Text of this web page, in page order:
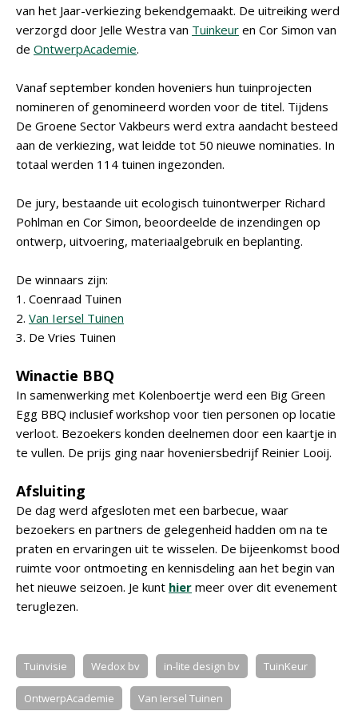
van het Jaar-verkiezing bekendgemaakt. De uitreiking werd
verzorgd door Jelle Westra van Tuinkeur en Cor Simon van
de OntwerpAcademie.
Vanaf september konden hoveniers hun tuinprojecten
nomineren of genomineerd worden voor de titel. Tijdens
De Groene Sector Vakbeurs werd extra aandacht besteed
aan de verkiezing, wat leidde tot 50 nieuwe nominaties. In
totaal werden 114 tuinen ingezonden.
De jury, bestaande uit ecologisch tuinontwerper Richard
Pohlman en Cor Simon, beoordeelde de inzendingen op
ontwerp, uitvoering, materiaalgebruik en beplanting.
De winnaars zijn:
1. Coenraad Tuinen
2. Van Iersel Tuinen
3. De Vries Tuinen
Winactie BBQ
In samenwerking met Kolenboertje werd een Big Green
Egg BBQ inclusief workshop voor tien personen op locatie
verloot. Bezoekers konden deelnemen door een kaartje in
te vullen. De prijs ging naar hoveniersbedrijf Reinier Looij.
Afsluiting
De dag werd afgesloten met een barbecue, waar
bezoekers en partners de gelegenheid hadden om na te
praten en ervaringen uit te wisselen. De bijeenkomst bood
ruimte voor ontmoeting en kennisdeling aan het begin van
het nieuwe seizoen. Je kunt hier meer over dit evenement
teruglezen.
Tuinvisie Wedox bv in-lite design bv TuinKeur
OntwerpAcademie Van Iersel Tuinen